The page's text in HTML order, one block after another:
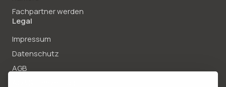
Fachpartner werden
Legal
Impressum
Datenschutz
AGB